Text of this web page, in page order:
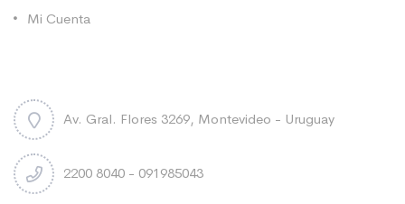
Mi Cuenta
Av. Gral. Flores 3269, Montevideo - Uruguay
2200 8040 - 091985043